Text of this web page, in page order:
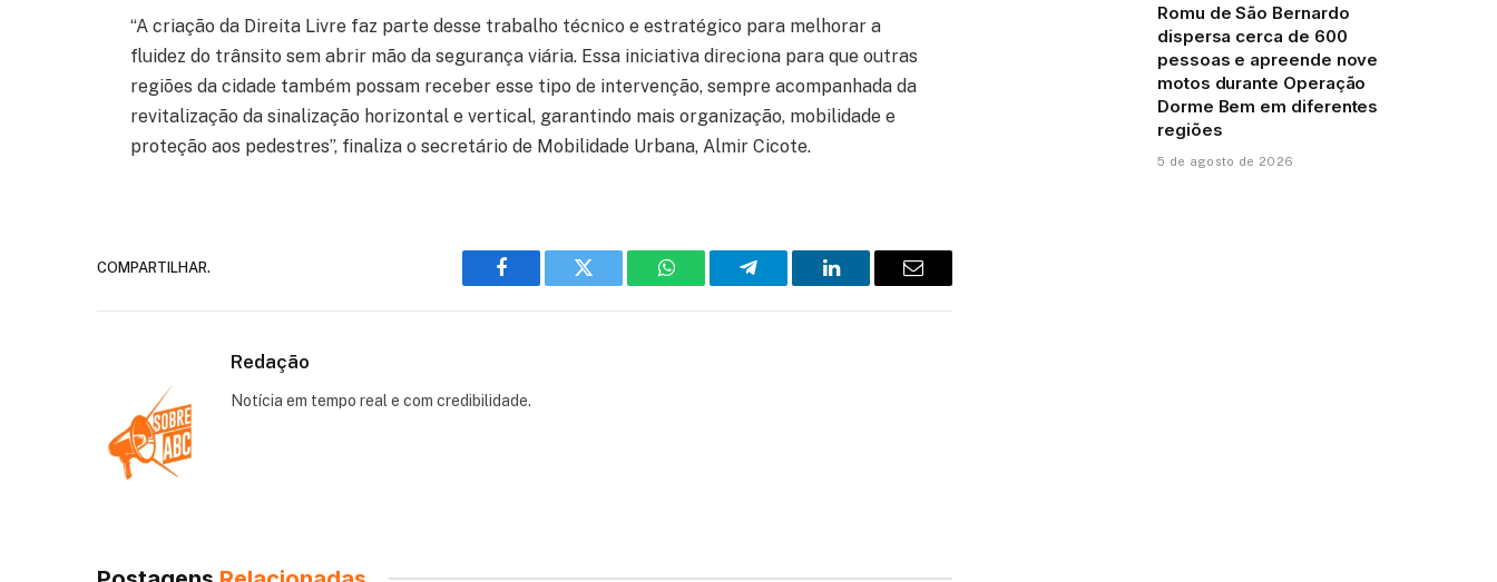
“A criação da Direita Livre faz parte desse trabalho técnico e estratégico para melhorar a
fluidez do trânsito sem abrir mão da segurança viária. Essa iniciativa direciona para que outras
regiões da cidade também possam receber esse tipo de intervenção, sempre acompanhada da
revitalização da sinalização horizontal e vertical, garantindo mais organização, mobilidade e
proteção aos pedestres”, finaliza o secretário de Mobilidade Urbana, Almir Cicote.
COMPARTILHAR.
Facebook Twitter WhatsAppTelegram LinkedIn Email
Redação
Notícia em tempo real e com credibilidade.
Romu de São Bernardo
dispersa cerca de 600
pessoas e apreende nove
motos durante Operação
Dorme Bem em diferentes
regiões
5 de agosto de 2026